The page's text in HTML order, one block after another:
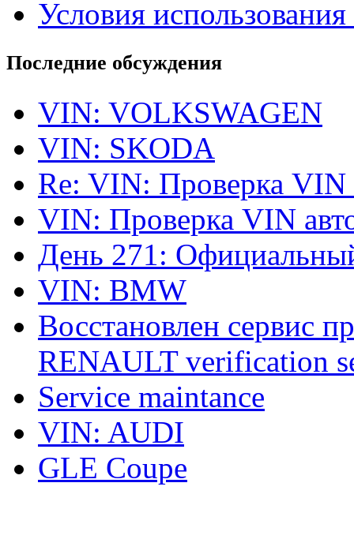
Условия
Последние обсуждения
VIN: VOLKSWAGEN
VIN: SKODA
Re: VIN: Проверка VIN
VIN: Проверка VIN
День 271:
VIN: BMW
Восстановлен сервис
RENAULT verification
Service maintance
VIN: AUDI
GLE Coupe